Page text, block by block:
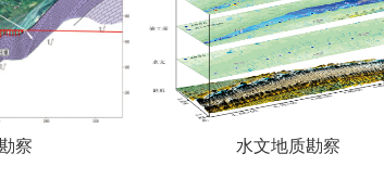
察 水文地质勘察